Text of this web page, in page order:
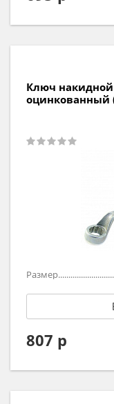
Ключ
оцинкованный
Размер
807 р